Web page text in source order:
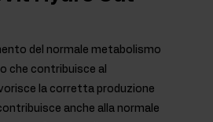
del normale metabolismo
che contribuisce al
la corretta produzione
anche alla normale